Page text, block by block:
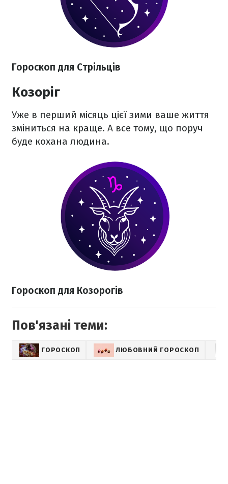
Гороскоп для Стрільців
Козоріг
Уже в перший місяць цієї зими ваше життя
зміниться на краще. А все тому, що поруч
буде кохана людина.
Гороскоп для Козорогів
Пов'язані теми:
ГОРОСКОП ЛЮБОВНИЙ ГОРОСКОП